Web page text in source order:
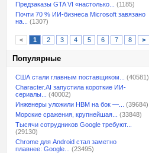
Предзаказы GTA VI «настолько...
(1185)
Почти 70 % ИИ-бизнеса Microsoft завязано
на...
(1307)
< 1 2 3 4 5 6 7 8 >
Популярные
США стали главным поставщиком...
(40581)
Character.AI запустила короткие ИИ-
сериалы...
(40002)
Инженеры уложили HBM на бок —...
(39684)
Морские сражения, крупнейшая...
(33848)
Тысячи сотрудников Google требуют...
(29130)
Chrome для Android стал заметно
плавнее: Google...
(23495)